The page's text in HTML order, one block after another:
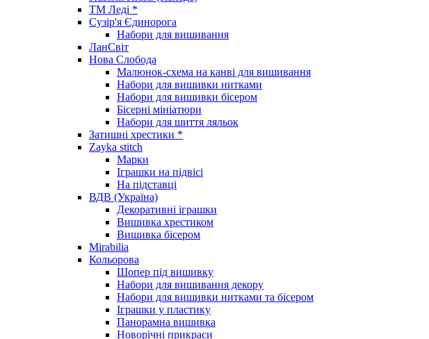
ТМ Леді *
Сузір'я Єдинорога
Набори для вишивання
ЛанСвіт
Нова Слобода
Малюнок-схема на канві для вишивання
Набори для вишивки нитками
Набори для вишивки бісером
Бісерні мініатюри
Набори для шиття ляльок
Затишні хрестики *
Zayka stitch
Марки
Іграшки на підвісі
На підставці
ВДВ (Україна)
Декоративні іграшки
Вишивка хрестиком
Вишивка бісером
Mirabilia
Кольорова
Шопер під вишивку
Набори для вишивання декору
Набори для вишивки нитками та бісером
Іграшки у пластику
Панорамна вишивка
Новорічні прикраси